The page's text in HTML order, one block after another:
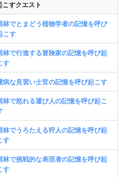
すクエスト
林でとまどう植物学者の記憶を呼び
こす
林で行進する冒険家の記憶を呼び起
す
病な見習い士官の記憶を呼び起こす
林で怒れる運び人の記憶を呼び起こ
林でうろたえる狩人の記憶を呼び起
す
林で挑戦的な表現者の記憶を呼び起
す